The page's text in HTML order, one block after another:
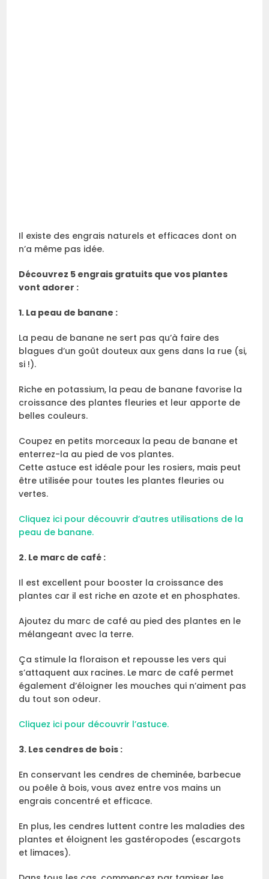
Il existe des engrais naturels et efficaces dont on
n’a même pas idée.
Découvrez 5 engrais gratuits que vos plantes
vont adorer :
1. La peau de banane :
La peau de banane ne sert pas qu’à faire des
blagues d’un goût douteux aux gens dans la rue (si,
si !).
Riche en potassium, la peau de banane favorise la
croissance des plantes fleuries et leur apporte de
belles couleurs.
Coupez en petits morceaux la peau de banane et
enterrez-la au pied de vos plantes.
Cette astuce est idéale pour les rosiers, mais peut
être utilisée pour toutes les plantes fleuries ou
vertes.
Cliquez ici pour découvrir d’autres utilisations de la
peau de banane.
2. Le marc de café :
Il est excellent pour booster la croissance des
plantes car il est riche en azote et en phosphates.
Ajoutez du marc de café au pied des plantes en le
mélangeant avec la terre.
Ça stimule la floraison et repousse les vers qui
s’attaquent aux racines. Le marc de café permet
également d’éloigner les mouches qui n’aiment pas
du tout son odeur.
Cliquez ici pour découvrir l’astuce.
3. Les cendres de bois :
En conservant les cendres de cheminée, barbecue
ou poêle à bois, vous avez entre vos mains un
engrais concentré et efficace.
En plus, les cendres luttent contre les maladies des
plantes et éloignent les gastéropodes (escargots
et limaces).